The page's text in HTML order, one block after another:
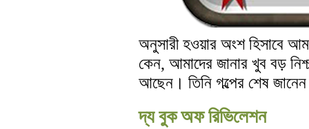
অনুসারী হওয়ার অংশ হিসাবে
কেন, আমাদের জানার খুব বড়
আছেন। তিনি গল্পের শেষ জানেন
দ্য বুক অফ রিভিলেশন